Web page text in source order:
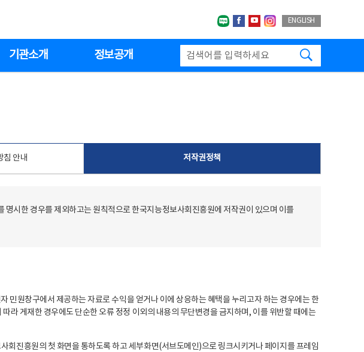
네이버블로그
페이스북
유투브인스타그랩
ENGLISH
기관소개 정보공개
침 안내 저작권정책
시한 경우를 제외하고는 원칙적으로 한국지능정보사회진흥원에 저작권이 있으며 이를
민원창구에서 제공하는 자료로 수익을 얻거나 이에 상응하는 혜택을 누리고자 하는 경우에는 한
라 게재한 경우에도 단순한 오류 정정 이외의 내용의 무단변경을 금지하며, 이를 위반할 때에는
진흥원의 첫 화면을 통하도록 하고 세부화면(서브도메인)으로 링크시키거나 페이지를 프레임